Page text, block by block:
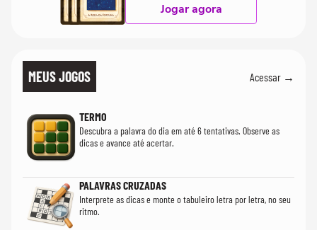
Jogar agora
MEUS JOGOS Acessar →
TERMO
Descubra a palavra do dia em até 6 tentativas. Observe as
dicas e avance até acertar.
PALAVRAS CRUZADAS
Interprete as dicas e monte o tabuleiro letra por letra, no seu
ritmo.